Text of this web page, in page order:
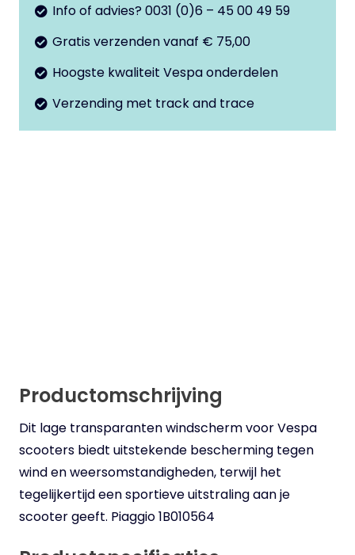
GTS
RST
aantal
Info of advies? 0031 (0)6 – 45 00 49 59
Gratis verzenden vanaf € 75,00
Hoogste kwaliteit Vespa onderdelen
Verzending met track and trace
Productomschrijving
Dit lage transparanten windscherm voor Vespa
scooters biedt uitstekende bescherming tegen
wind en weersomstandigheden, terwijl het
tegelijkertijd een sportieve uitstraling aan je
scooter geeft. Piaggio 1B010564